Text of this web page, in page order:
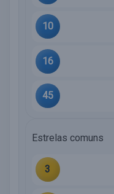
10
16
45
Estrelas comuns
3